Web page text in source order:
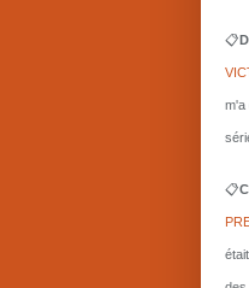
📋
m'a
📋